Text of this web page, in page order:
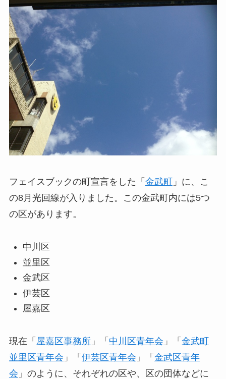
フェイスブックの町宣言をした「 金武町
」に、こ
の8月光回線が入りました。この金武町内には5つ
の区があります。
中川区
並里区
金武区
伊芸区
屋嘉区
現在「 屋嘉区事務所」「 中川区青年会 」「 金武町
並里区青年会 」「 伊芸区青年会 」「 金武区青年
会 」のように、それぞれの区や、区の団体などに